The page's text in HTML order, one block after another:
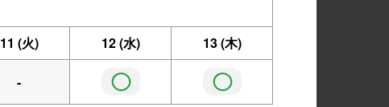
11 (火) 12(水) 13(木)
- ◯ ◯